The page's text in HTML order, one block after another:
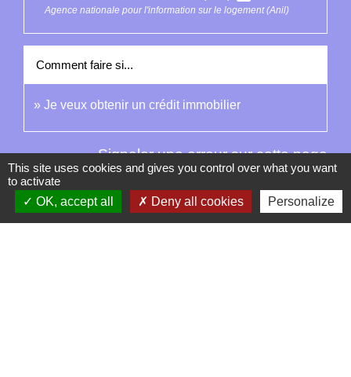
Agence nationale pour l'information sur le logement (Anil)
Comment faire si...
Je veux obtenir un crédit immobilier
Signaler une erreur sur cette page
This site uses cookies and gives you control over what you want
to activate
OK, accept all
Deny all cookies Personalize